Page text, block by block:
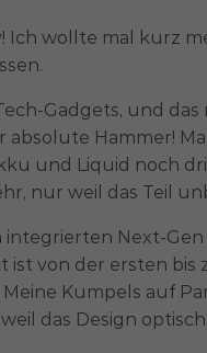
Ich wollte mal kurz
Gadgets, und das
absolute Hammer!
und Liquid noch
nur weil das Teil
integrierten Next-Gen
ist von der ersten
Kumpels auf
das Design